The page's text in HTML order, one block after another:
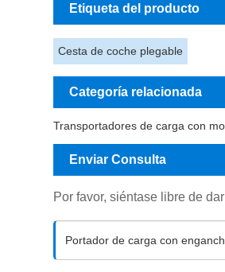
Etiqueta del producto
Cesta de coche plegable
Categoría relacionada
Transportadores de carga con
Enviar Consulta
Por favor, siéntase libre de